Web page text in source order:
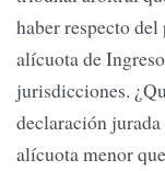
haber respecto
alícuota de
jurisdicciones.
declaración
alícuota menor